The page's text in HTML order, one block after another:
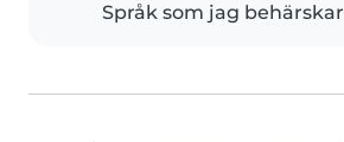
Språk som jag behärskar